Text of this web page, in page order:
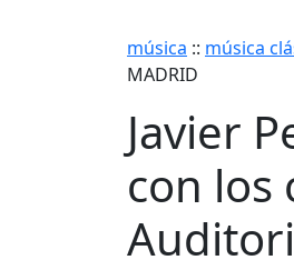
música :: música
MADRID
Javier
con los